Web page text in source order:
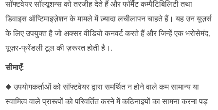
सॉफ्टवेयर सॉल्यूशन्स को तरजीह देते हैं और फॉर्मैट कम्पैटिबिलिटी तथा
डिवाइस ऑप्टिमाइज़ेशन के मामले में ज़्यादा लचीलापन चाहते हैं। यह उन यूज़र्स
के लिए उपयुक्त है जो अक्सर वीडियो कनवर्ट करते हैं और जिन्हें एक भरोसेमंद,
यूज़र‑फ्रेंडली टूल की ज़रूरत होती है।.
सीमाएँ:
◆ उपयोगकर्ताओं को सॉफ्टवेयर द्वारा समर्थित न होने वाले कम सामान्य या
स्वामित्व वाले प्रारूपों को परिवर्तित करने में कठिनाइयों का सामना करना पड़